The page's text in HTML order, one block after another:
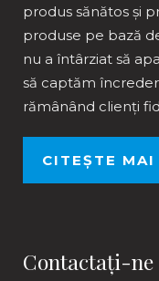
produs sănătos și
produse pe bază
nu a întârziat să
să captăm
rămânând clienți
CITEȘTE MAI
Contactați-ne